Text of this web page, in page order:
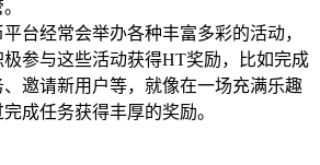
平台经常会举办各种丰富多彩的活动，
参与这些活动获得HT奖励，比如完成
邀请新用户等，就像在一场充满乐趣
成任务获得丰厚的奖励。